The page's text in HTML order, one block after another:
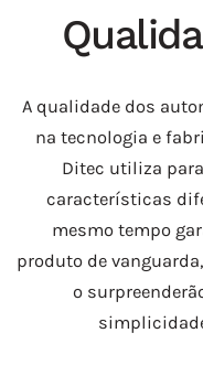
A qualidade dos
na tecnologia e
Ditec utiliza
características
mesmo tempo
produto de
o